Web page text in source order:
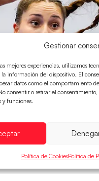
Gestionar
mejores experiencias, utilizamos
información del dispositivo. El
datos como el comportamiento
consentir o retirar el
y funciones.
Política de CookiesPolítica de
sellan su billete
han remontado con parcial